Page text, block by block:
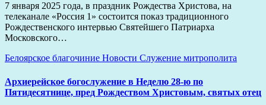
7 января 2025 года, в праздник Рождества Христова, на
телеканале «Россия 1» состоится показ традиционного
Рождественского интервью Святейшего Патриарха
Московского…
Белоярское благочиние Новости Служение митрополита
Архиерейское богослужение в Неделю 28-ю по
Пятидесятнице, пред Рождеством Христовым, святых отец